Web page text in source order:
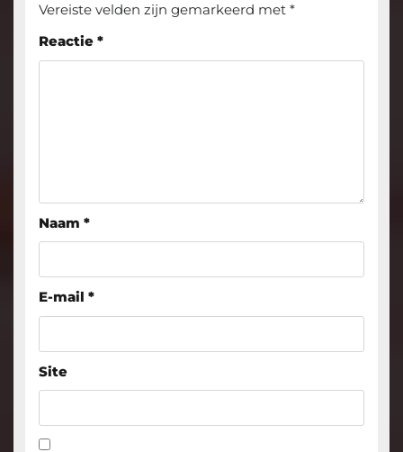
Vereiste velden zijn gemarkeerd met *
Reactie *
Naam *
E-mail *
Site